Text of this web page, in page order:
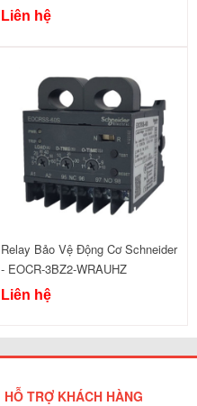
Liên hệ
Relay Bảo Vệ Động Cơ Schneider
- EOCR-3BZ2-WRAUHZ
Liên hệ
HỖ TRỢ KHÁCH HÀNG